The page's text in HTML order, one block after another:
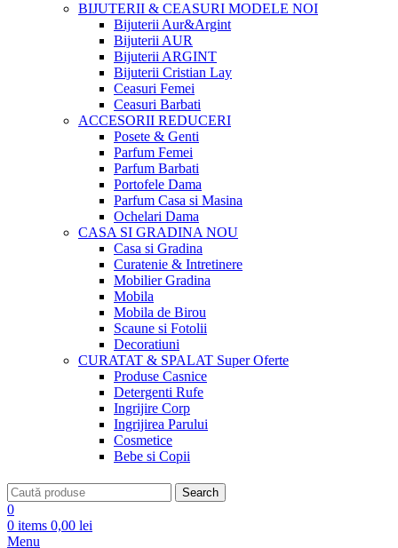
BIJUTERII & CEASURI MODELE NOI
Bijuterii Aur&Argint
Bijuterii AUR
Bijuterii ARGINT
Bijuterii Cristian Lay
Ceasuri Femei
Ceasuri Barbati
ACCESORII REDUCERI
Posete & Genti
Parfum Femei
Parfum Barbati
Portofele Dama
Parfum Casa si Masina
Ochelari Dama
CASA SI GRADINANOU
Casa si Gradina
Curatenie & Intretinere
Mobilier Gradina
Mobila
Mobila de Birou
Scaune si Fotolii
Decoratiuni
CURATAT & SPALAT Super Oferte
Produse Casnice
Detergenti Rufe
Ingrijire Corp
Ingrijirea Parului
Cosmetice
Bebe si Copii
Search
0
0 items 0,00 lei
Menu